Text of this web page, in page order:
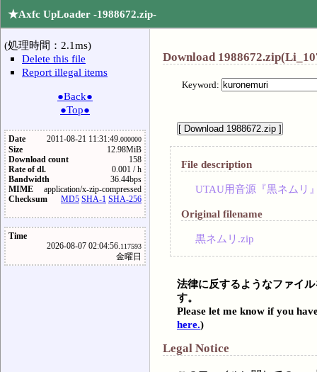
★Axfc UpLoader -1988672.zip-
(処理時間：2.1ms)
Delete this file
Report illegal items
●Back●
●Top●
Date 2011-08-21 11:31:49.000000
Size
12.98MiB
Download count
158
Rate of dl.
0.001 / h
Bandwidth
36.44bps
MIME
application/x-zip-compressed
Checksum
MD5 SHA-1 SHA-256
Time
2026-08-07 02:04:56.117593
金曜日
Download
Keyword:
File description
UTAU用音源『黒ネムリ
Original filename
黒ネムリ.zip
法律に反するようなファイ
す。
Please let me know if you
here.)
Legal Notice